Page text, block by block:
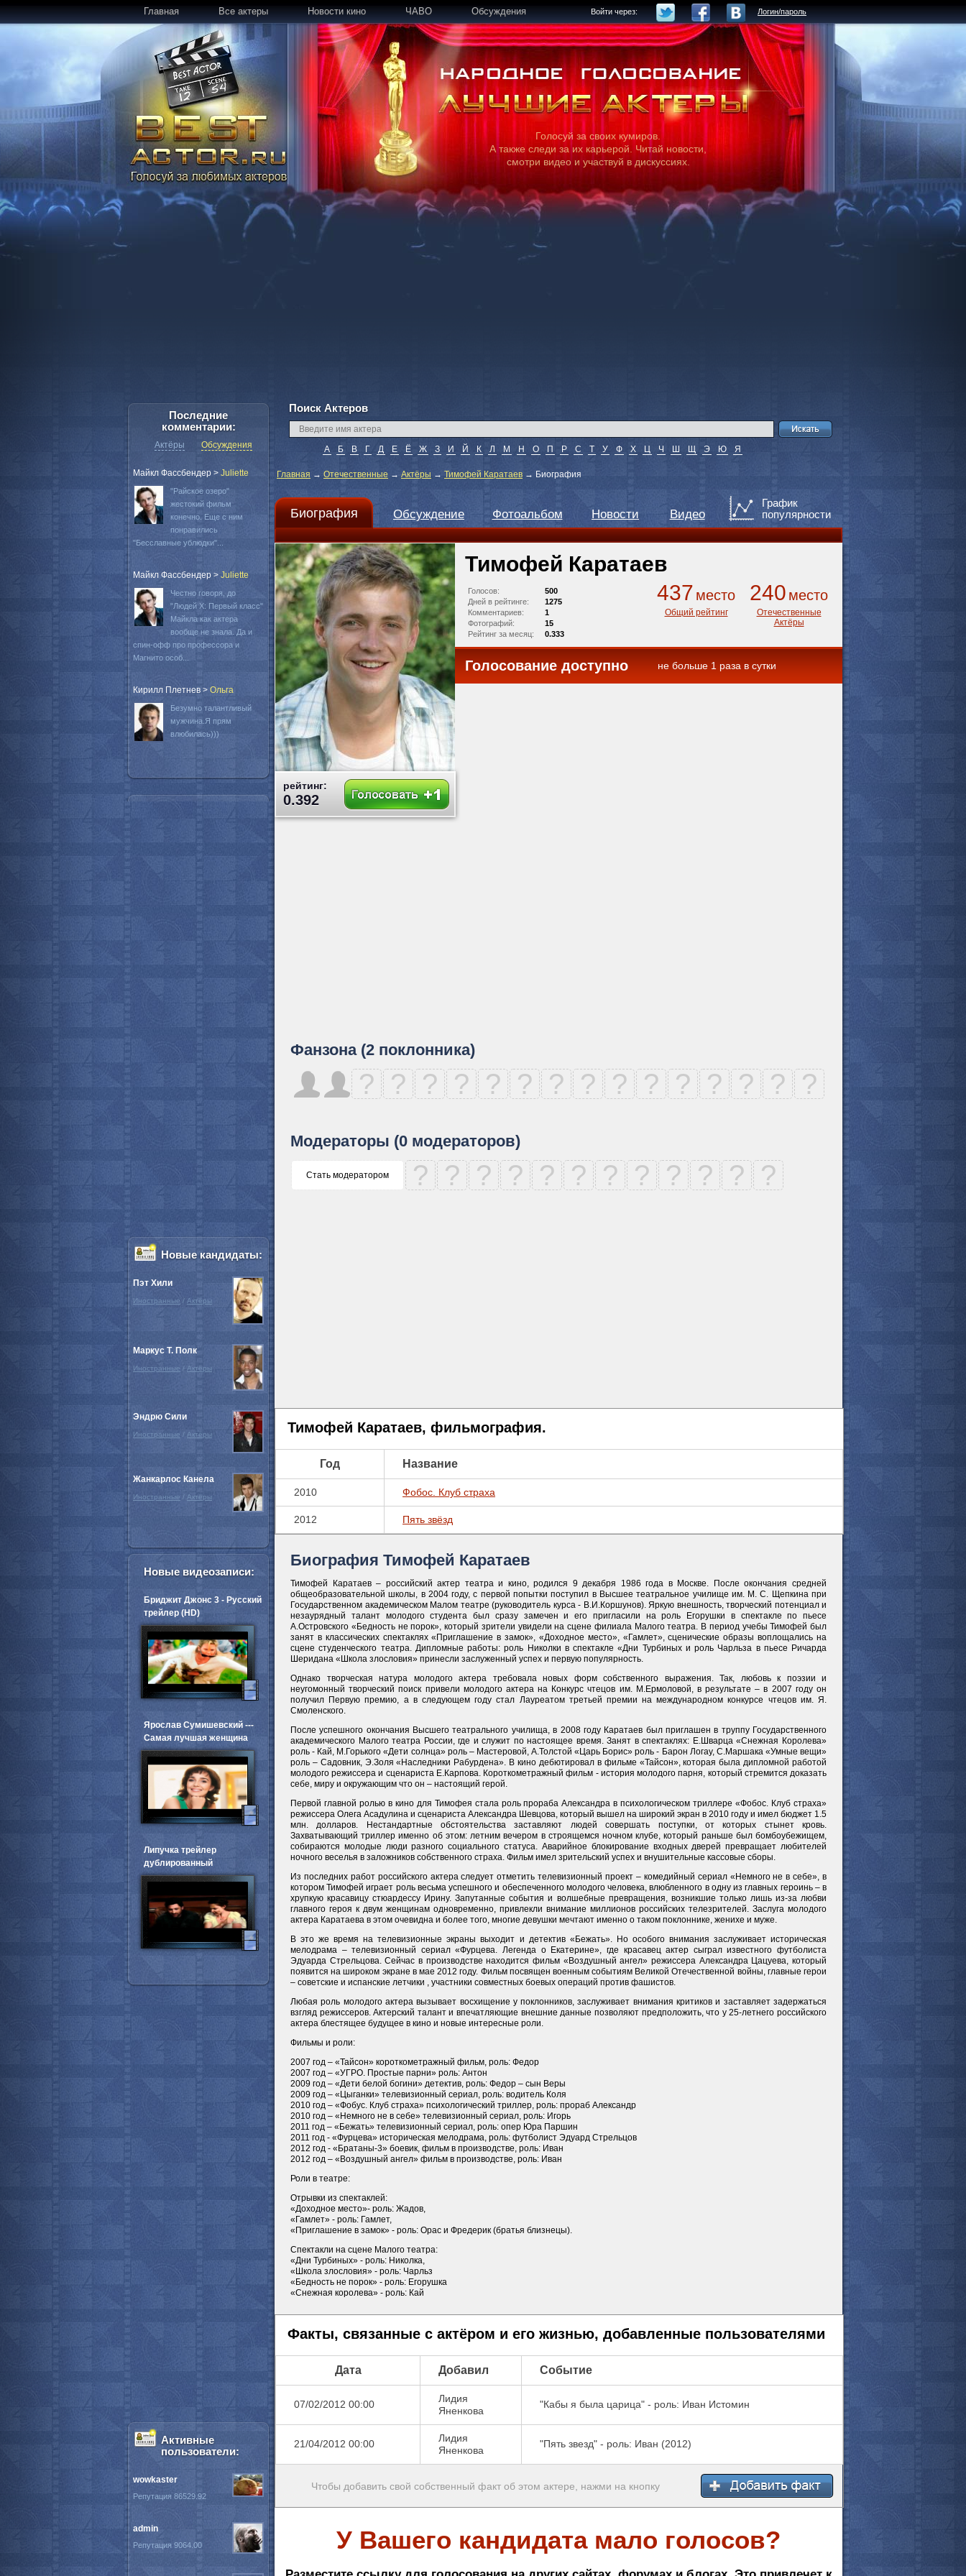
Главная Все актеры Новости кино ЧАВО Обсуждения Войти через: Логин/пароль
Голосуй за своих кумиров.
А также следи за их карьерой. Читай новости,
смотри видео и участвуй в дискуссиях.
Поиск Актеров
А Б В Г Д Е Ё Ж З И Й К Л М Н О П Р С Т У Ф Х Ц Ч Ш Щ Э Ю Я
Главная → Отечественные → Актёры → Тимофей Каратаев → Биография
Биография Обсуждение Фотоальбом Новости Видео
График
популярности
рейтинг:
0.392
Тимофей Каратаев
437 место
Общий рейтинг
240 место
Отечественные
Актёры
Голосов:
500
Дней в рейтинге:
1275
Комментариев:
1
Фотографий:
15
Рейтинг за месяц:
0.333
Голосование доступно не больше 1 раза в сутки
Фанзона (2 поклонника)
? ? ? ? ? ? ? ? ? ? ? ? ? ? ?
Модераторы (0 модераторов)
Стать модератором ? ? ? ? ? ? ? ? ? ? ? ?
Тимофей Каратаев, фильмография.
Год Название
2010 Фобос. Клуб страха
2012 Пять звёзд
Биография Тимофей Каратаев
Тимофей Каратаев – российский актер театра и кино, родился 9 декабря 1986 года в Москве. После окончания средней
общеобразовательной школы, в 2004 году, с первой попытки поступил в Высшее театральное училище им. М. С. Щепкина при
Государственном академическом Малом театре (руководитель курса - В.И.Коршунов). Яркую внешность, творческий потенциал и
незаурядный талант молодого студента был сразу замечен и его пригласили на роль Егорушки в спектакле по пьесе
А.Островского «Бедность не порок», который зрители увидели на сцене филиала Малого театра. В период учебы Тимофей был
занят в классических спектаклях «Приглашение в замок», «Доходное место», «Гамлет», сценические образы воплощались на
сцене студенческого театра. Дипломные работы: роль Николки в спектакле «Дни Турбиных и роль Чарльза в пьесе Ричарда
Шеридана «Школа злословия» принесли заслуженный успех и первую популярность.
Однако творческая натура молодого актера требовала новых форм собственного выражения. Так, любовь к поэзии и
неугомонный творческий поиск привели молодого актера на Конкурс чтецов им. М.Ермоловой, в результате – в 2007 году он
получил Первую премию, а в следующем году стал Лауреатом третьей премии на международном конкурсе чтецов им. Я.
Смоленского.
После успешного окончания Высшего театрального училища, в 2008 году Каратаев был приглашен в труппу Государственного
академического Малого театра России, где и служит по настоящее время. Занят в спектаклях: Е.Шварца «Снежная Королева»
роль - Кай, М.Горького «Дети солнца» роль – Мастеровой, А.Толстой «Царь Борис» роль - Барон Логау, С.Маршака «Умные вещи»
роль – Садовник, Э.Золя «Наследники Рабурдена». В кино дебютировал в фильме «Тайсон», которая была дипломной работой
молодого режиссера и сценариста Е.Карпова. Короткометражный фильм - история молодого парня, который стремится доказать
себе, миру и окружающим что он – настоящий герой.
Первой главной ролью в кино для Тимофея стала роль прораба Александра в психологическом триллере «Фобос. Клуб страха»
режиссера Олега Асадулина и сценариста Александра Шевцова, который вышел на широкий экран в 2010 году и имел бюджет 1.5
млн. долларов. Нестандартные обстоятельства заставляют людей совершать поступки, от которых стынет кровь.
Захватывающий триллер именно об этом: летним вечером в строящемся ночном клубе, который раньше был бомбоубежищем,
собираются молодые люди разного социального статуса. Аварийное блокирование входных дверей превращает любителей
ночного веселья в заложников собственного страха. Фильм имел зрительский успех и внушительные кассовые сборы.
Из последних работ российского актера следует отметить телевизионный проект – комедийный сериал «Немного не в себе», в
котором Тимофей играет роль весьма успешного и обеспеченного молодого человека, влюбленного в одну из главных героинь – в
хрупкую красавицу стюардессу Ирину. Запутанные события и волшебные превращения, возникшие только лишь из-за любви
главного героя к двум женщинам одновременно, привлекли внимание миллионов российских телезрителей. Заслуга молодого
актера Каратаева в этом очевидна и более того, многие девушки мечтают именно о таком поклоннике, женихе и муже.
В это же время на телевизионные экраны выходит и детектив «Бежать». Но особого внимания заслуживает историческая
мелодрама – телевизионный сериал «Фурцева. Легенда о Екатерине», где красавец актер сыграл известного футболиста
Эдуарда Стрельцова. Сейчас в производстве находится фильм «Воздушный ангел» режиссера Александра Цацуева, который
появится на широком экране в мае 2012 году. Фильм посвящен военным событиям Великой Отечественной войны, главные герои
– советские и испанские летчики , участники совместных боевых операций против фашистов.
Любая роль молодого актера вызывает восхищение у поклонников, заслуживает внимания критиков и заставляет задержаться
взгляд режиссеров. Актерский талант и впечатляющие внешние данные позволяют предположить, что у 25-летнего российского
актера блестящее будущее в кино и новые интересные роли.
Фильмы и роли:
2007 год – «Тайсон» короткометражный фильм, роль: Федор
2007 год – «УГРО. Простые парни» роль: Антон
2009 год – «Дети белой богини» детектив, роль: Федор – сын Веры
2009 год – «Цыганки» телевизионный сериал, роль: водитель Коля
2010 год – «Фобус. Клуб страха» психологический триллер, роль: прораб Александр
2010 год – «Немного не в себе» телевизионный сериал, роль: Игорь
2011 год – «Бежать» телевизионный сериал, роль: опер Юра Паршин
2011 год - «Фурцева» историческая мелодрама, роль: футболист Эдуард Стрельцов
2012 год - «Братаны-3» боевик, фильм в производстве, роль: Иван
2012 год – «Воздушный ангел» фильм в производстве, роль: Иван
Роли в театре:
Отрывки из спектаклей:
«Доходное место»- роль: Жадов,
«Гамлет» - роль: Гамлет,
«Приглашение в замок» - роль: Орас и Фредерик (братья близнецы).
Спектакли на сцене Малого театра:
«Дни Турбиных» - роль: Николка,
«Школа злословия» - роль: Чарльз
«Бедность не порок» - роль: Егорушка
«Снежная королева» - роль: Кай
Факты, связанные с актёром и его жизнью, добавленные пользователями
Дата Добавил Событие
07/02/2012 00:00
Лидия
Яненкова
"Кабы я была царица" - роль: Иван Истомин
21/04/2012 00:00
Лидия
Яненкова
"Пять звезд" - роль: Иван (2012)
Чтобы добавить свой собственный факт об этом актере, нажми на кнопку
У Вашего кандидата мало голосов?
Последние
комментарии:
Актёры Обсуждения
Майкл Фассбендер > Juliette
"Райское озеро"
жестокий фильм
конечно. Еще с ним
понравились
"Бесславные ублюдки"...
Майкл Фассбендер > Juliette
Честно говоря, до
"Людей Х: Первый класс"
Майкла как актера
вообще не знала. Да и
спин-офф про профессора и
Магнито особ...
Кирилл Плетнев > Oльга
Безумно талантливый
мужчина.Я прям
влюбилась)))
Новые кандидаты:
Пэт Хили
Иностранные / Актёры
Маркус Т. Полк
Иностранные / Актёры
Эндрю Сили
Иностранные / Актёры
Жанкарлос Канела
Иностранные / Актёры
все актёры
Новые видеозаписи:
Бриджит Джонс 3 - Русский
трейлер (HD)
Ярослав Сумишевский ---
Самая лучшая женщина
Липучка трейлер
дублированный
смотреть всё
Активные
пользователи:
wowkaster
Репутация 86529.92
admin
Репутация 9064.00